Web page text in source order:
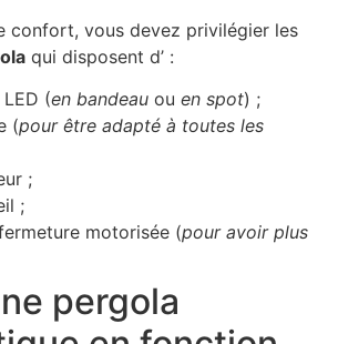
confort, vous devez privilégier les
qui disposent d’ :
(en bandeau ou en spot) ;
(pour être adapté à toutes les
;
;
motorisée (pour avoir plus
pergola